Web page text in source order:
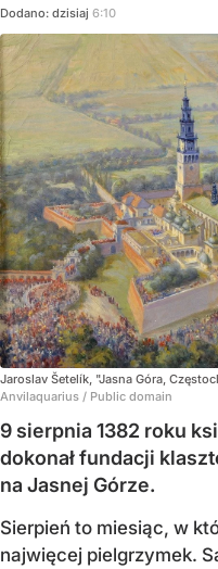
Dodano: dzisiaj 6:10
Jaroslav Šetelík, "Jasna Góra,
Anvilaquarius / Public domain
9 sierpnia 1382 roku
dokonał fundacji
na Jasnej Górze.
Sierpień to miesiąc, w
najwięcej pielgrzymek.